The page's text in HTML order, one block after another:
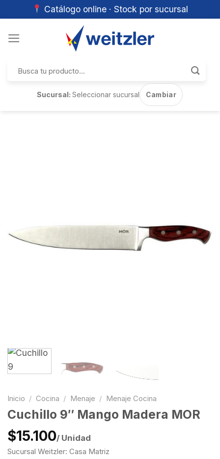
Catálogo online · Stock por sucursal
por:
Sucursal:Seleccionar sucursal Cambiar
Inicio / Cocina / Menaje / Menaje Cocina
Cuchillo 9″ Mango Madera MOR
$15.100/ Unidad
Sucursal Weitzler: Casa Matriz